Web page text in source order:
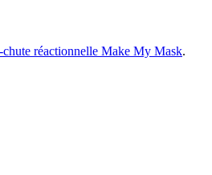
chute réactionnelle Make My Mask.